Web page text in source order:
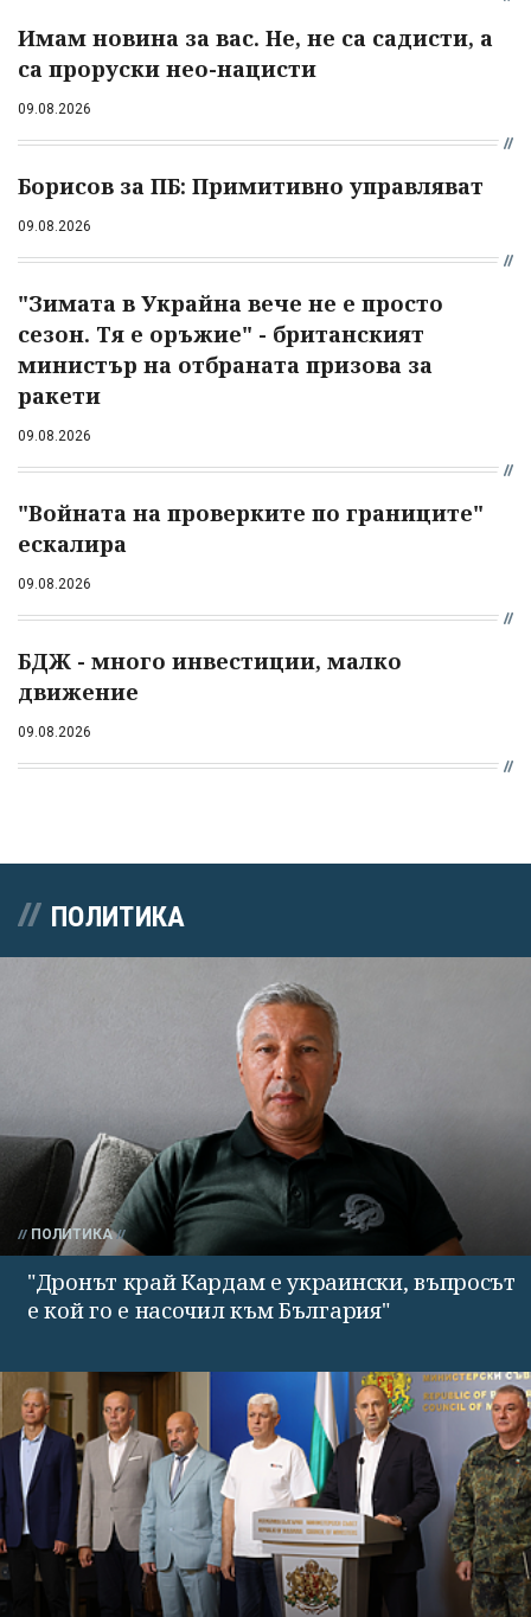
Имам новина за вас. Не, не са садисти, а
са проруски нео-нацисти
09.08.2026
Борисов за ПБ: Примитивно управляват
09.08.2026
"Зимата в Украйна вече не е просто
сезон. Тя е оръжие" - британският
министър на отбраната призова за
ракети
09.08.2026
"Войната на проверките по границите"
ескалира
09.08.2026
БДЖ - много инвестиции, малко
движение
09.08.2026
ПОЛИТИКА
ПОЛИТИКА
"Дронът край Кардам е украински, въпросът
е кой го е насочил към България"